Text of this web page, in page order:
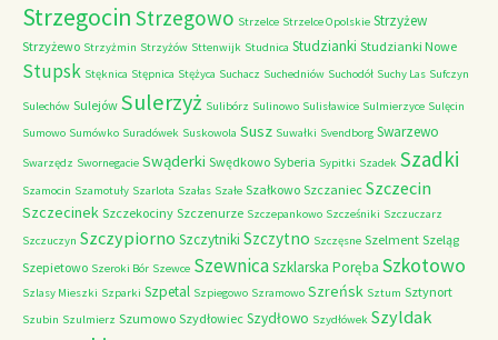
Strzegocin Strzegowo Strzelce Strzelce Opolskie Strzyżew
Strzyżewo Strzyżmin Strzyżów Sttenwijk Studnica Studzianki Studzianki Nowe
Stupsk Stęknica Stępnica Stężyca Suchacz Suchedniów Suchodół Suchy Las Sufczyn
Sulechów Sulejów Sulerzyż Sulibórz Sulinowo Sulisławice Sulmierzyce Sulęcin
Sumowo Sumówko Suradówek Suskowola Susz Suwałki Svendborg Swarzewo
Swarzędz Swornegacie Swąderki Swędkowo Syberia Sypitki Szadek Szadki
Szamocin Szamotuły Szarlota Szałas Szałe Szałkowo Szczaniec Szczecin
Szczecinek Szczekociny Szczenurze Szczepankowo Szcześniki Szczuczarz
Szczuczyn Szczypiorno Szczytniki Szczytno Szczęsne Szelment Szeląg
Szepietowo Szeroki Bór Szewce SzewnicaSzklarska Poręba Szkotowo
Szlasy Mieszki Szparki Szpetal Szpiegowo Szramowo Szreńsk Sztum Sztynort
Szubin Szulmierz Szumowo Szydłowiec Szydłowo Szydłówek Szyldak